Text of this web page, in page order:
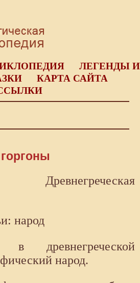
ЛЕГЕНДЫ И
КАРТА САЙТА
горгоны
Древнегреческая
народ
древнегреческой
народ.